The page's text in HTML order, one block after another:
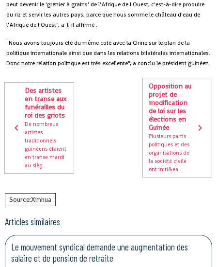
peut devenir le 'grenier à grains' de l'Afrique de l'Ouest, c'est-à-dire produire
du riz et servir les autres pays, parce que nous somme le château d'eau de
l'Afrique de l'Ouest", a-t-il affirmé .
"Nous avons toujours été du même coté avec la Chine sur le plan de la
politique internationale ainsi que dans les relations bilatérales internationales.
Donc notre relation politique est très excellente", a conclu le président guinéen.
Des artistes
en transe aux
funérailles du
roi des griots
De nombreux
artistes
traditionnels
guinéens étaient
en transe mardi
au sièg...
Opposition au
projet de
modification
de loi sur les
élections en
Guinée
Plusieurs partis
politiques et des
organisations de
la société civile
ont initi&ea...
Source:Xinhua
Articles similaires
Le mouvement syndical demande une augmentation des
salaire et de pension de retraite